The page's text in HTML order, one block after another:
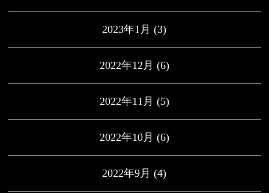
2023年1月 (3)
2022年12月 (6)
2022年11月 (5)
2022年10月 (6)
2022年9月 (4)